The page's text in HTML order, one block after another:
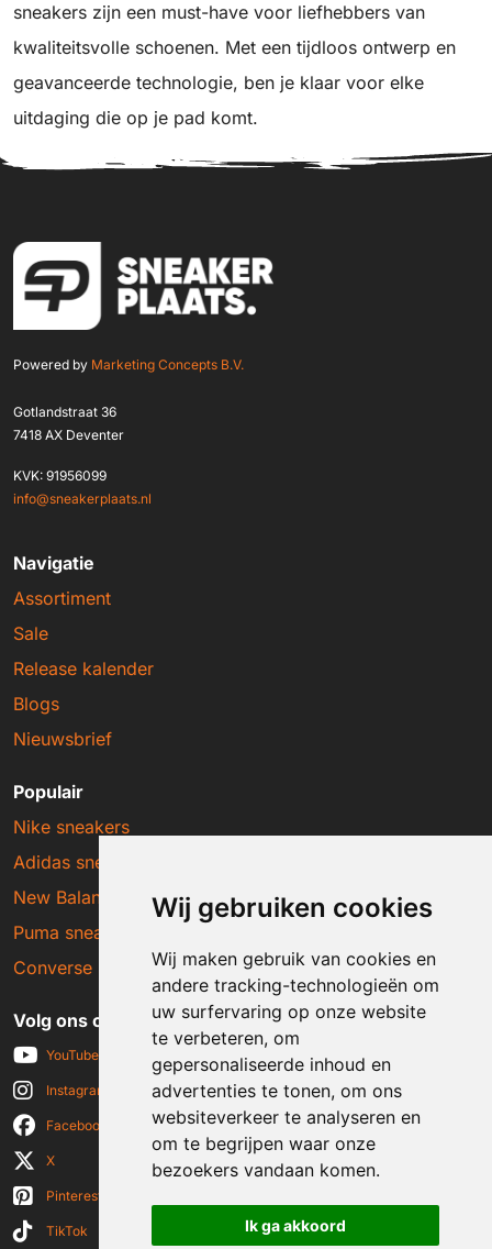
Wij gebruiken cookies
Wij maken gebruik van cookies en
andere tracking-technologieën om
uw surfervaring op onze website
te verbeteren, om
gepersonaliseerde inhoud en
advertenties te tonen, om ons
websiteverkeer te analyseren en
om te begrijpen waar onze
bezoekers vandaan komen.
Ik ga akkoord
sneakers zijn een must-have voor liefhebbers van
kwaliteitsvolle schoenen. Met een tijdloos ontwerp en
geavanceerde technologie, ben je klaar voor elke
uitdaging die op je pad komt.
Powered by Marketing Concepts B.V.
Gotlandstraat 36
7418 AX Deventer
KVK: 91956099
info@sneakerplaats.nl
Navigatie
Assortiment
Sale
Release kalender
Blogs
Nieuwsbrief
Populair
Nike sneakers
Adidas sneakers
New Balance sneakers
Puma sneakers
Converse sneakers
Volg ons op social media
YouTube
Instagram
Facebook
X
Pinterest
TikTok